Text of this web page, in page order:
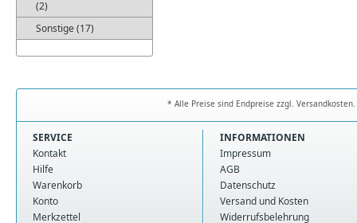
(2)
Sonstige (17)
* Alle Preise sind Endpreise zzgl.
SERVICE
Kontakt
Hilfe
Warenkorb
Konto
Merkzettel
INFORMATIONEN
Impressum
AGB
Datenschutz
Versand und Kosten
Widerrufsbelehrung